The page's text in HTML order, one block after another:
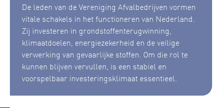
De leden van de Vereniging Afvalbedrijven vormen
vitale schakels in het functioneren van Nederland.
Zij investeren in grondstoffenterugwinning,
klimaatdoelen, energiezekerheid en de veilige
verwerking van gevaarlijke stoffen. Om die rol te
kunnen blijven vervullen, is een stabiel en
voorspelbaar investeringsklimaat essentieel.